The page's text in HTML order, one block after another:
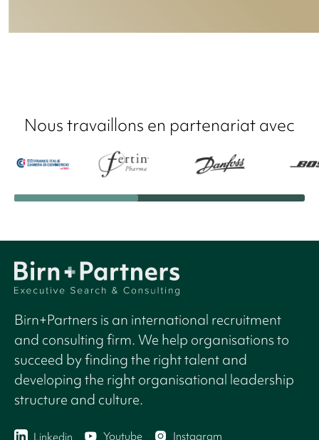
Nous travaillons en partenariat avec
Birn+Partners is an international recruitment
and consulting firm. We help organisations to
succeed by finding the right talent and
developing the right organisational leadership
structure and culture.
Youtube Instagram